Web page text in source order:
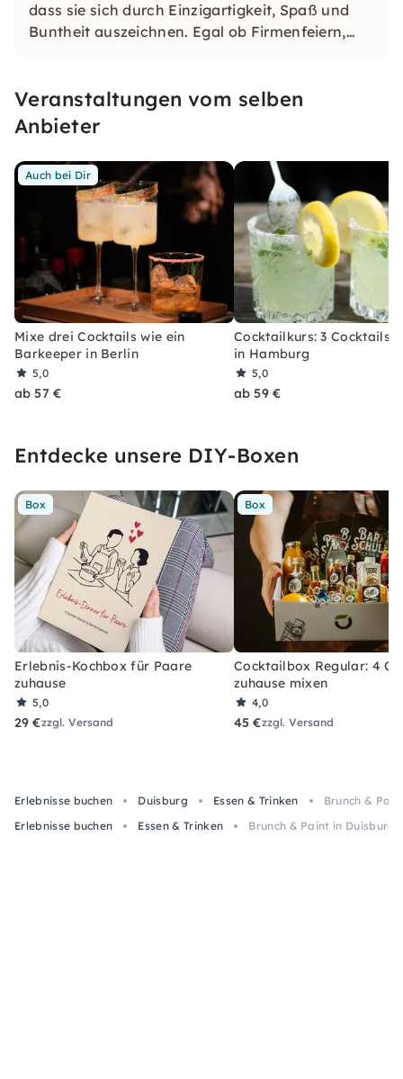
dass sie sich durch Einzigartigkeit, Spaß und
Buntheit auszeichnen. Egal ob Firmenfeiern,
erleben, welches Du so schnell nicht vergessen
wirst.
Veranstaltungen vom selben
Anbieter
Auch bei Dir
Mixe drei Cocktails wie ein
Barkeeper in Berlin
5,0
ab 57 €
Cocktailkurs: 3 Cocktails
in Hamburg
5,0
ab 59 €
Entdecke unsere DIY-Boxen
Box
Erlebnis-Kochbox für Paare
zuhause
5,0
29 €zzgl. Versand
Box
Cocktailbox Regular: 4
zuhause mixen
4,0
45 €zzgl. Versand
Erlebnisse buchen Duisburg Essen & Trinken
Brunch &
Erlebnisse buchen
Essen & Trinken Brunch & Paint in Duisburg: